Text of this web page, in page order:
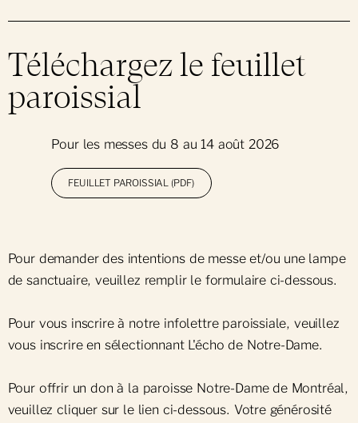
Forfait : Récits de Notre-Dame(s)
Messes quotidiennes
Offres pour les groupes
Salle de presse
Intention de messe
Célébrations et sacrements
Feuillet paroissial
Fêtes religieuses
Téléchargez le feuillet
paroissial
Pour les messes du 8 au 14 août 2026
FEUILLET PAROISSIAL (PDF)
Pour demander des intentions de messe et/ou une lampe
de sanctuaire, veuillez remplir le formulaire ci-dessous.
Pour vous inscrire à notre infolettre paroissiale, veuillez
vous inscrire en sélectionnant L'écho de Notre-Dame.
Pour offrir un don à la paroisse Notre-Dame de Montréal,
veuillez cliquer sur le lien ci-dessous. Votre générosité